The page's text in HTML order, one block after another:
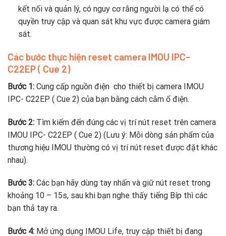
kết nối và quản lý, có nguy cơ rằng người lạ có thể có
quyền truy cập và quan sát khu vực được camera giám
sát.
Các bước thực hiện reset camera IMOU IPC-
C22EP ( Cue 2)
Bước 1: Cung cấp nguồn điện cho thiết bị camera IMOU
IPC- C22EP ( Cue 2) của bạn bằng cách cắm ổ điện.
Bước 2: Tìm kiếm đến đúng các vị trí nút reset trên camera
IMOU IPC- C22EP ( Cue 2) (Lưu ý: Mỗi dòng sản phẩm của
thương hiệu IMOU thường có vị trí nút reset được đặt khác
nhau).
Bước 3: Các bạn hãy dùng tay nhấn và giữ nút reset trong
khoảng 10 – 15s, sau khi bạn nghe thấy tiếng Bíp thì các
bạn thả tay ra.
Bước 4: Mở ứng dụng IMOU Life, truy cập thiết bị đang